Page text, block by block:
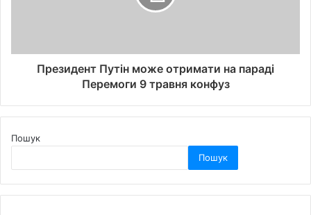
Президент Путін може отримати на параді
Перемоги 9 травня конфуз
Пошук
Пошук